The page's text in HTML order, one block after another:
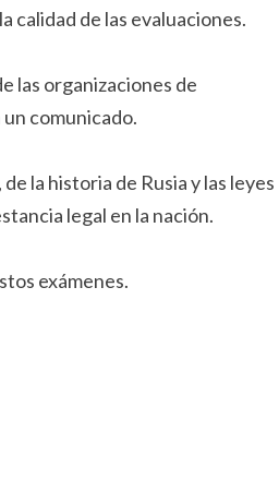
calidad de las evaluaciones.
las organizaciones de
comunicado.
la historia de Rusia y las leyes
legal en la nación.
exámenes.